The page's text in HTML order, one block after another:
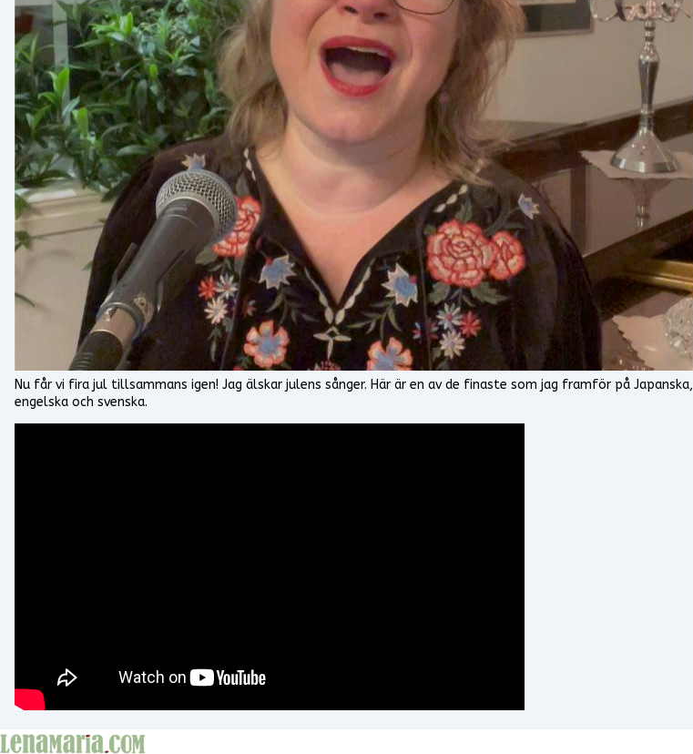
Nu får vi fira jul tillsammans igen! Jag älskar julens sånger. Här är en av de finaste som jag framför på Japanska,
engelska och svenska.